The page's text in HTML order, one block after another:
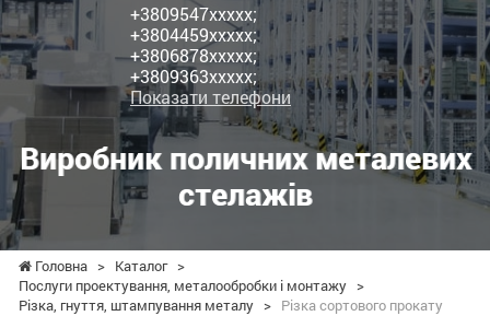
+3809547xxxxx;
+3804459xxxxx;
+3806878xxxxx;
+3809363xxxxx;
Показати телефони
Виробник поличних металевих
стелажів
Головна > Каталог >
Послуги проектування, металообробки і монтажу >
Різка, гнуття, штампування металу > Різка сортового прокату